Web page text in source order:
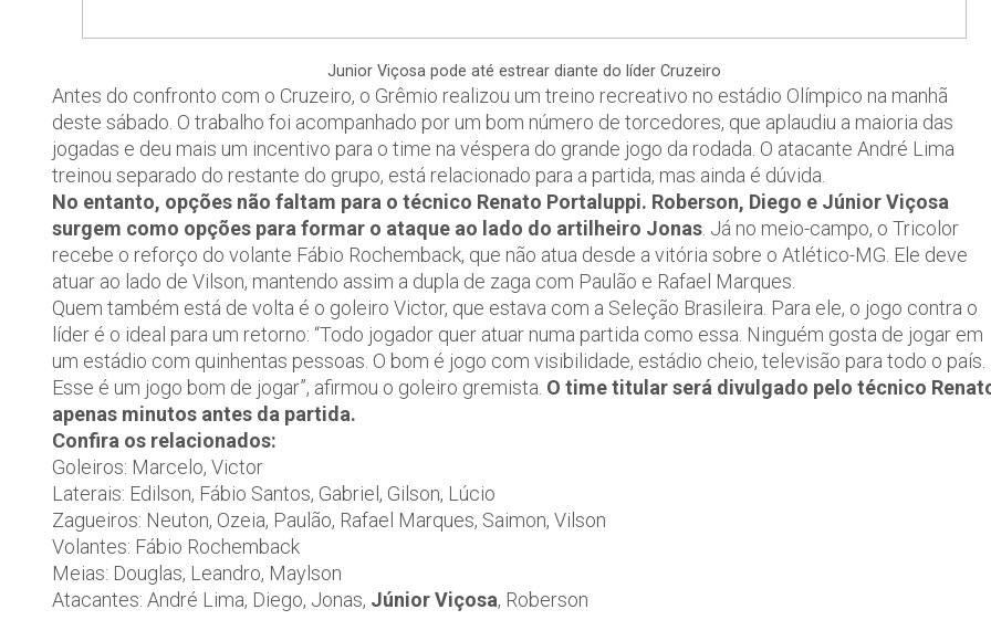
Junior Viçosa pode até estrear diante do líder Cruzeiro
Antes do confronto com o Cruzeiro, o Grêmio realizou um treino recreativo no estádio Olímpico na manhã
deste sábado. O trabalho foi acompanhado por um bom número de torcedores, que aplaudiu a maioria das
jogadas e deu mais um incentivo para o time na véspera do grande jogo da rodada. O atacante André Lima
treinou separado do restante do grupo, está relacionado para a partida, mas ainda é dúvida.
No entanto, opções não faltam para o técnico Renato Portaluppi. Roberson, Diego e Júnior Viçosa
surgem como opções para formar o ataque ao lado do artilheiro Jonas . Já no meio-campo, o Tricolor
recebe o reforço do volante Fábio Rochemback, que não atua desde a vitória sobre o Atlético-MG. Ele deve
atuar ao lado de Vilson, mantendo assim a dupla de zaga com Paulão e Rafael Marques.
Quem também está de volta é o goleiro Victor, que estava com a Seleção Brasileira. Para ele, o jogo contra o
líder é o ideal para um retorno: “Todo jogador quer atuar numa partida como essa. Ninguém gosta de jogar em
um estádio com quinhentas pessoas. O bom é jogo com visibilidade, estádio cheio, televisão para todo o país.
Esse é um jogo bom de jogar”, afirmou o goleiro gremista. O time titular será divulgado pelo técnico
apenas minutos antes da partida.
Confira os relacionados:
Goleiros: Marcelo, Victor
Laterais: Edilson, Fábio Santos, Gabriel, Gilson, Lúcio
Zagueiros: Neuton, Ozeia, Paulão, Rafael Marques, Saimon, Vilson
Volantes: Fábio Rochemback
Meias: Douglas, Leandro, Maylson
Atacantes: André Lima, Diego, Jonas, Júnior Viçosa, Roberson